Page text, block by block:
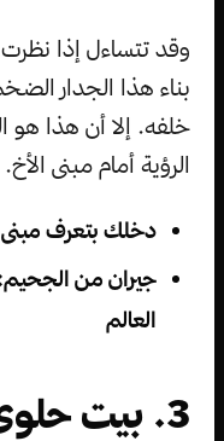
وقد تتساءل إذا
بناء هذا الجدار
خلفه. إلا أن هذا
الرؤية أمام مبنى الأخ.
دخلك بتعرف
جيران من
العالم
3. بيت حلوى القصب في لندن